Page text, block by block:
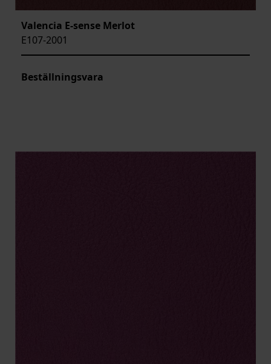
Valencia E-sense Merlot
E107-2001
Beställningsvara